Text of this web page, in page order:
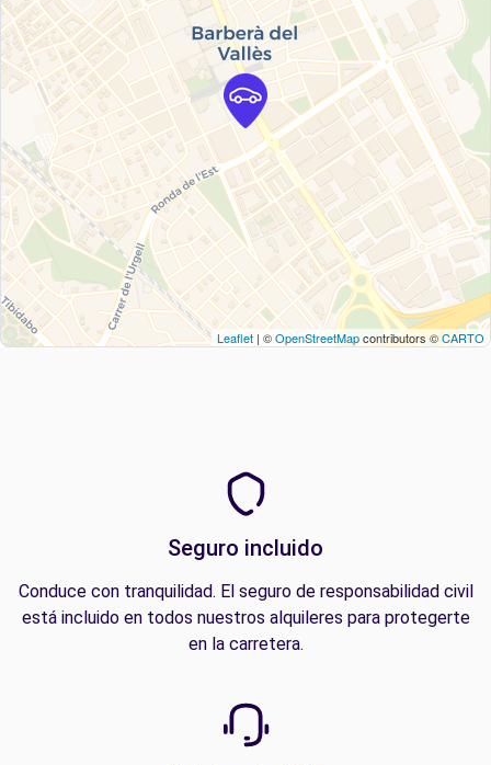
Leaflet | ©OpenStreetMapcontributors ©CARTO
Seguro incluido
Conduce con tranquilidad. El seguro de responsabilidad civil
está incluido en todos nuestros alquileres para protegerte
en la carretera.